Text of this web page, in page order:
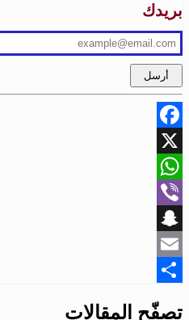
بريدك
Facebook
X
WhatsApp
Viber
Snapchat
Email
تصفّح المقالات